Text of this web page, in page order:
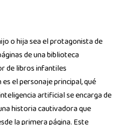
o hija sea el protagonista de
de una biblioteca
de libros infantiles
el personaje principal, qué
artificial se encarga de
historia cautivadora que